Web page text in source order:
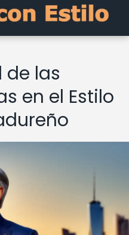
de las
en el Estilo